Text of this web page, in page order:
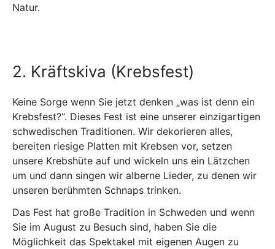
Natur.
2. Kräftskiva (Krebsfest)
Keine Sorge wenn Sie jetzt denken „was ist denn ein
Krebsfest?“. Dieses Fest ist eine unserer einzigartigen
schwedischen Traditionen. Wir dekorieren alles,
bereiten riesige Platten mit Krebsen vor, setzen
unsere Krebshüte auf und wickeln uns ein Lätzchen
um und dann singen wir alberne Lieder, zu denen wir
unseren berühmten Schnaps trinken.
Das Fest hat große Tradition in Schweden und wenn
Sie im August zu Besuch sind, haben Sie die
Möglichkeit das Spektakel mit eigenen Augen zu